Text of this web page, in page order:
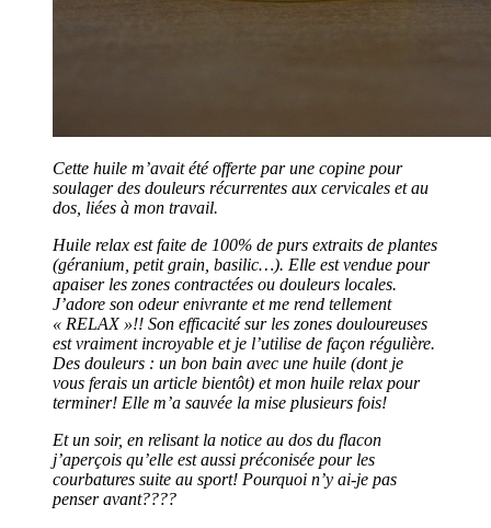
Cette huile m’avait été offerte par une copine pour
soulager des douleurs récurrentes aux cervicales et au
dos, liées à mon travail.
Huile relax est faite de 100% de purs extraits de plantes
(géranium, petit grain, basilic…). Elle est vendue pour
apaiser les zones contractées ou douleurs locales.
J’adore son odeur enivrante et me rend tellement
« RELAX »!! Son efficacité sur les zones douloureuses
est vraiment incroyable et je l’utilise de façon régulière.
Des douleurs : un bon bain avec une huile (dont je
vous ferais un article bientôt) et mon huile relax pour
terminer! Elle m’a sauvée la mise plusieurs fois!
Et un soir, en relisant la notice au dos du flacon
j’aperçois qu’elle est aussi préconisée pour les
courbatures suite au sport! Pourquoi n’y ai-je pas
penser avant????